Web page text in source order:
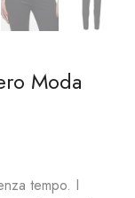
Moda
tempo. I